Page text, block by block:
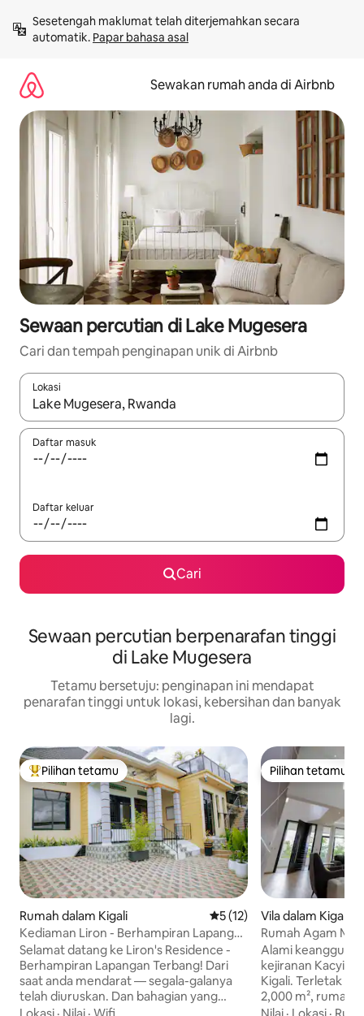
kandungan
Sesetengah maklumat telah diterjemahkan secara
automatik. Papar bahasa asal
Sewakan rumah anda di Airbnb
Sewaan percutian di Lake Mugesera
Cari dan tempah penginapan unik di Airbnb
Lokasi
Apabila hasil tersedia, navigasi dengan kekunci anak panah
Daftar masuk
Daftar keluar
Cari
Sewaan percutian berpenarafan tinggi
di Lake Mugesera
Tetamu bersetuju: penginapan ini mendapat
penarafan tinggi untuk lokasi, kebersihan dan banyak
lagi.
Pilihan utama tetamu
Pilihan tetamu
Rumah dalam Kigali Penarafan purata 5
5 (12)
Kediaman Liron - Berhampiran Lapangan
Terbang!
Selamat datang ke Liron's Residence -
Berhampiran Lapangan Terbang! Dari
saat anda mendarat — segala-galanya
telah diuruskan. Dan bahagian yang
terbaik? Kami akan uruskan semuanya.
Pilihan tetamu
Pilihan tetamu
Vila dalam Kigali
Rumah Agam
Kolam Renang
Alami
kejiranan Kacyiru
Kigali. Terletak di
2,000 m², rumah
mempunyai 4